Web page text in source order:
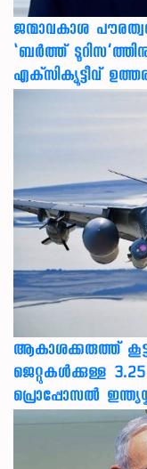
ജന്മാവകാശ
‘ബര്‍ത്ത്
എക്‌സിക്യൂട്ടീവ്
ആകാശക്കരുത്ത്
ജെറ്റുകൾക്കുള്ള
പ്രൊപ്പോസൽ